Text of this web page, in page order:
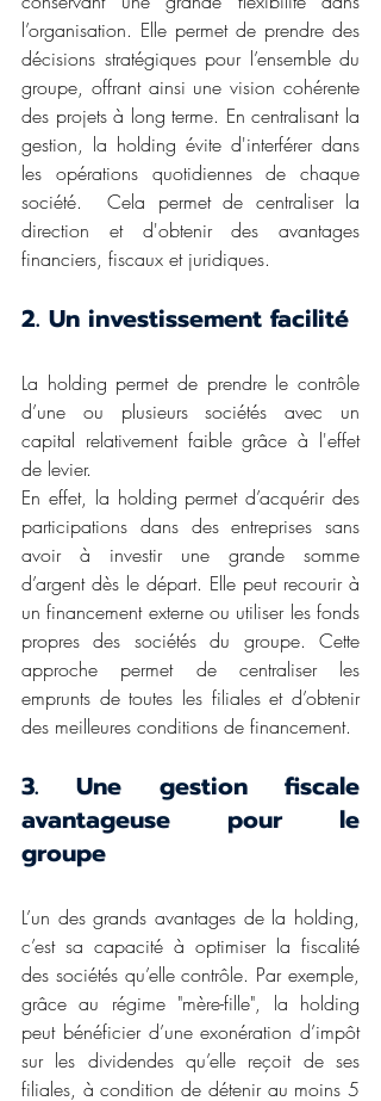
l’organisation. Elle permet de prendre des
décisions stratégiques pour l’ensemble du
groupe, offrant ainsi une vision cohérente
des projets à long terme. En centralisant la
gestion, la holding évite d'interférer dans
les opérations quotidiennes de chaque
société.  Cela permet de centraliser la
direction et d'obtenir des avantages
financiers, fiscaux et juridiques.
2. Un investissement facilité
La holding permet de prendre le contrôle
d’une ou plusieurs sociétés avec un
capital relativement faible grâce à l'effet
de levier.
En effet, la holding permet d’acquérir des
participations dans des entreprises sans
avoir à investir une grande somme
d’argent dès le départ. Elle peut recourir à
un financement externe ou utiliser les fonds
propres des sociétés du groupe. Cette
approche permet de centraliser les
emprunts de toutes les filiales et d’obtenir
des meilleures conditions de financement.
3. Une gestion fiscale
avantageuse pour le
groupe
L’un des grands avantages de la holding,
c’est sa capacité à optimiser la fiscalité
des sociétés qu’elle contrôle. Par exemple,
grâce au régime "mère-fille", la holding
peut bénéficier d’une exonération d’impôt
sur les dividendes qu’elle reçoit de ses
filiales, à condition de détenir au moins 5